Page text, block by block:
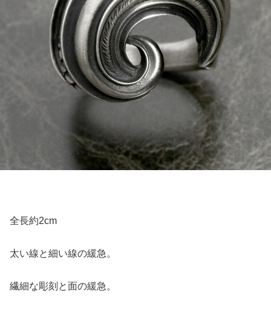
全長約2cm
太い線と細い線の緩急。
繊細な彫刻と面の緩急。